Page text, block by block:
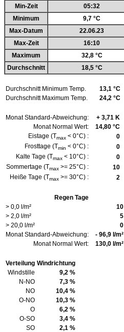
Min-Zeit
05:32
Minimum
9,7 °C
Max-Datum
22.06.23
Max-Zeit
16:10
Maximum
32,8 °C
Durchschnitt
18,5 °C
Durchschnitt Minimum Temp.
13,1 °C
Durchschnitt Maximum Temp.
24,2 °C
Monat Standard-Abweichung:
+ 3,71 K
Monat Normal Wert:
14,80 °C
Eistage (Tmax < 0°C) :
0
Frosttage (Tmin < 0°C) :
0
Kalte Tage (Tmax < 10°C) :
0
Sommertage (Tmax >= 25°C) :
10
Heiße Tage (Tmax >= 30°C) : 2
Regen Tage
> 0,0 l/m²
10
> 2,0 l/m²
5
> 20,0 l/m²
0
Monat Standard-Abweichung:
- 96,9 l/m²
Monat Normal Wert:
130,0 l/m²
Verteilung Windrichtung
Windstille
9,2 %
N-NO
7,3 %
NO
10,4 %
O-NO
10,3 %
O
6,2 %
O-SO
3,4 %
SO
2,1 %